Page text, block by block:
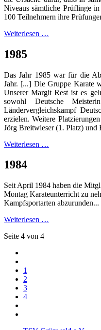
Niveaus sämtliche Prüflinge
100 Teilnehmern ihre
Weiterlesen …
1985
Das Jahr 1985 war für die
Jahr. [...] Die Gruppe Karate
Unserer Margit Rest ist es
sowohl Deutsche
Ländervergleichskampf
erzielen.Weitere
Jörg Breitwieser (1. Platz) und
Weiterlesen …
1984
Seit April 1984 haben die
Montag Karateunterricht zu
Kampfsportarten abzurunden...
Weiterlesen …
Seite 4 von 4
1
2
3
4